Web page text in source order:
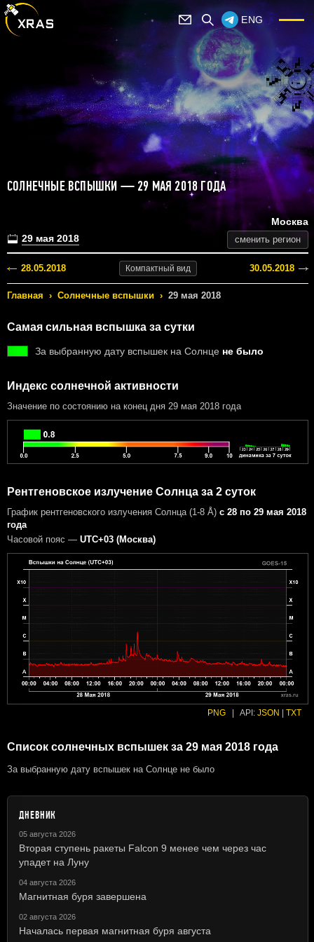
ENG
СОЛНЕЧНЫЕ ВСПЫШКИ — 29 МАЯ 2018 ГОДА
29 мая 2018
Москва
сменить регион
28.05.2018 Компактный вид 30.05.2018
Главная › Солнечные вспышки › 29 мая 2018
Самая сильная вспышка за сутки
За выбранную дату вспышек на Солнце не было
Индекс солнечной активности
Значение по состоянию на конец дня 29 мая 2018 года
Рентгеновское излучение Солнца за 2 суток
График рентгеновского излучения Солнца (1-8 Å) с 28 по 29 мая 2018
года
Часовой пояс — UTC+03 (Москва)
PNG API: JSON TXT
Список солнечных вспышек за 29 мая 2018 года
За выбранную дату вспышек на Солнце не было
ДНЕВНИК
05 августа 2026
Вторая ступень ракеты Falcon 9 менее чем через час
упадет на Луну
04 августа 2026
Магнитная буря завершена
02 августа 2026
Началась первая магнитная буря августа